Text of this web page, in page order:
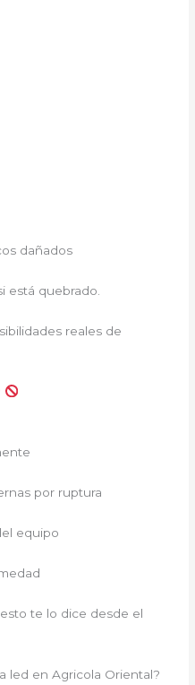
dañados
está quebrado.
reales de
por ruptura
equipo
te lo dice desde el
led en Agricola Oriental?